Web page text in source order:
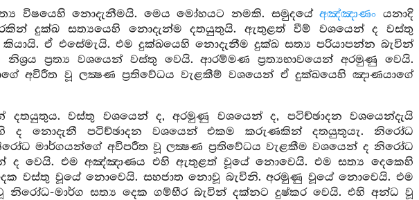
විෂයෙහි නොදැනීමයි. මෙය මෝහයට නමකි. සමුදයේඅඤ්ඤාණං යනාදි
දුක්ඛ සත්‍යයෙහි නොදැන්ම දතයුතුයි. ඇතුළත් වීම් වශයෙන් ද වස්තු
ඒ එසේමැයි. එම දුක්ඛයෙහි නොදැනීම දුක්ඛ සත්‍ය පරියාපන්න බැවින්
ප්‍රත්‍ය වශයෙන් වස්තු වෙයි. ආරම්මණ ප්‍රත්‍යභාවයෙන් අරමුණු වෙයි.
අවිරීත වූ ලක්‍ෂණ ප්‍රතිවේධය වැළකීම් වශයෙන් ඒ දුක්ඛයෙහි ඤාණයාගේ
වස්තු වශයෙන් ද, අරමුණු වශයෙන් ද, පටිච්ඡාදන වශයෙන්දැයි
ද නොදැනී පටිච්ඡාදන වශයෙන් එකම කරුණකින් දතයුතුයැ. නිරෝධ
මාර්ගයන්ගේ අවිපරීත වූ ලක්‍ෂණ ප්‍රතිවේධය වැළකීම වශයෙන් ද නිරෝධ
ද වෙයි. එම අඤ්ඤාණය එහි ඇතුළත් වූයේ නොවෙයි. එම සත්‍ය දෙකෙහි
වස්තු වූයේ නොවෙයි. සහජාත නොවූ බැවිනි. අරමුණු වූයේ නොවෙයි. එම
නිරෝධ-මාර්ග සත්‍ය දෙක ගම්භීර බැවින් දක්නට දුෂ්කර වෙයි. එහි අන්ධ වූ